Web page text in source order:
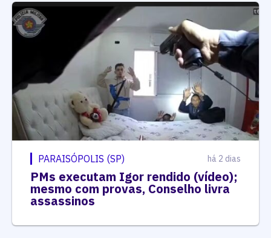
PARAISÓPOLIS (SP) há 2 dias
PMs executam Igor rendido (vídeo);
mesmo com provas, Conselho livra
assassinos